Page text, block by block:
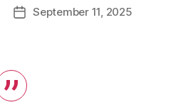
Beitragsdatum
September 11, 2025